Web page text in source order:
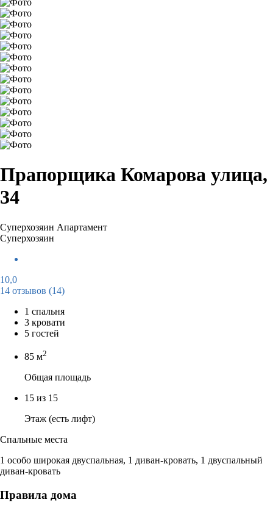
Прапорщика Комарова улица,
34
Суперхозяин Апартамент
Суперхозяин
10,0
14 отзывов (14)
1 спальня
3 кровати
5 гостей
85 м2
Общая площадь
15 из 15
Этаж (есть лифт)
Спальные места
1 особо широкая двуспальная, 1 диван-кровать, 1 двуспальный
диван-кровать
Правила дома